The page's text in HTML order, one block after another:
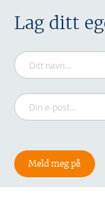
Lag ditt